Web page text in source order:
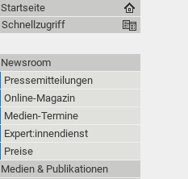
Startseite
Schnellzugriff
Newsroom
Pressemitteilungen
Online-Magazin
Medien-Termine
Expert:innendienst
Preise
Medien & Publikationen